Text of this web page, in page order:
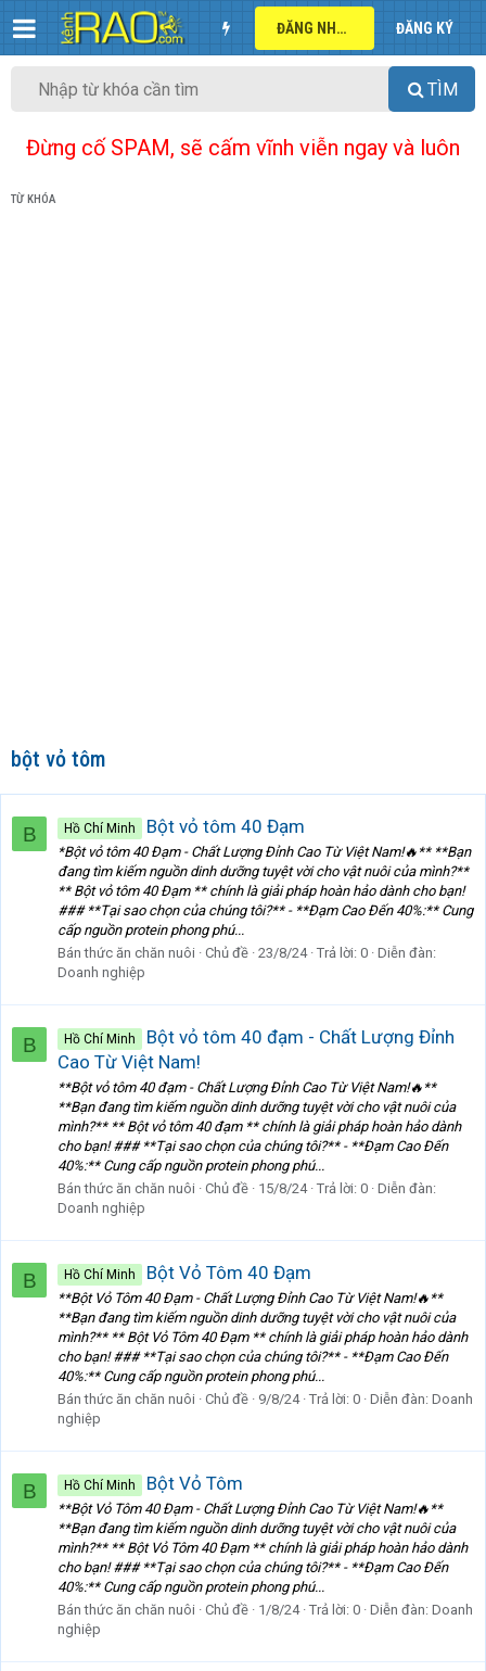
ĐĂNG NHẬP ĐĂNG KÝ
TÌM
Đừng cố SPAM, sẽ cấm vĩnh viễn ngay và luôn
TỪ KHÓA
bột vỏ tôm
B Hồ Chí Minh Bột vỏ tôm 40 Đạm
*Bột vỏ tôm 40 Đạm - Chất Lượng Đỉnh Cao Từ Việt Nam!🔥** **Bạn
đang tìm kiếm nguồn dinh dưỡng tuyệt vời cho vật nuôi của mình?**
** Bột vỏ tôm 40 Đạm ** chính là giải pháp hoàn hảo dành cho bạn!
### **Tại sao chọn của chúng tôi?** - **Đạm Cao Đến 40%:** Cung
cấp nguồn protein phong phú...
Bán thức ăn chăn nuôi
Chủ đề 23/8/24 Trả lời: 0 Diễn đàn:
Doanh nghiệp
B Hồ Chí Minh
Bột vỏ tôm 40 đạm - Chất Lượng Đỉnh
Cao Từ Việt Nam!
**Bột vỏ tôm 40 đạm - Chất Lượng Đỉnh Cao Từ Việt Nam!🔥**
**Bạn đang tìm kiếm nguồn dinh dưỡng tuyệt vời cho vật nuôi của
mình?** ** Bột vỏ tôm 40 đạm ** chính là giải pháp hoàn hảo dành
cho bạn! ### **Tại sao chọn của chúng tôi?** - **Đạm Cao Đến
40%:** Cung cấp nguồn protein phong phú...
Bán thức ăn chăn nuôi
Chủ đề 15/8/24 Trả lời: 0 Diễn đàn:
Doanh nghiệp
B Hồ Chí Minh Bột Vỏ Tôm 40 Đạm
**Bột Vỏ Tôm 40 Đạm - Chất Lượng Đỉnh Cao Từ Việt Nam!🔥**
**Bạn đang tìm kiếm nguồn dinh dưỡng tuyệt vời cho vật nuôi của
mình?** ** Bột Vỏ Tôm 40 Đạm ** chính là giải pháp hoàn hảo dành
cho bạn! ### **Tại sao chọn của chúng tôi?** - **Đạm Cao Đến
40%:** Cung cấp nguồn protein phong phú...
Bán thức ăn chăn nuôi
Chủ đề 9/8/24 Trả lời: 0 Diễn đàn: Doanh
nghiệp
B Hồ Chí Minh Bột Vỏ Tôm
**Bột Vỏ Tôm 40 Đạm - Chất Lượng Đỉnh Cao Từ Việt Nam!🔥**
**Bạn đang tìm kiếm nguồn dinh dưỡng tuyệt vời cho vật nuôi của
mình?** ** Bột Vỏ Tôm 40 Đạm ** chính là giải pháp hoàn hảo dành
cho bạn! ### **Tại sao chọn của chúng tôi?** - **Đạm Cao Đến
40%:** Cung cấp nguồn protein phong phú...
Bán thức ăn chăn nuôi
Chủ đề 1/8/24 Trả lời: 0 Diễn đàn: Doanh
nghiệp